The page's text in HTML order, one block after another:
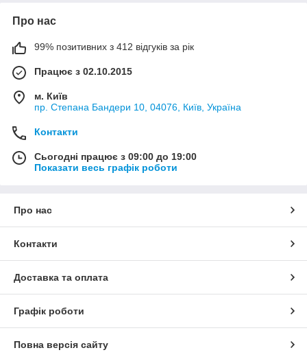
Про нас
99% позитивних з 412 відгуків за рік
Працює з 02.10.2015
м. Київ
пр. Степана Бандери 10, 04076, Київ, Україна
Контакти
Сьогодні працює з 09:00 до 19:00
Показати весь графік роботи
Про нас
Контакти
Доставка та оплата
Графік роботи
Повна версія сайту